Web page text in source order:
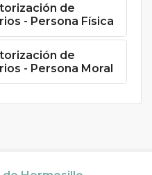
de
- Persona Física
de
- Persona Moral